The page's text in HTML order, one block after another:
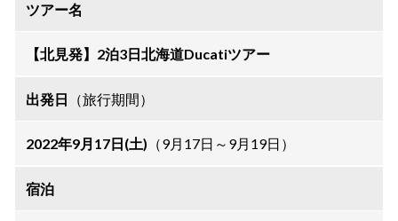
ツアー名
【北見発】2泊3日北海道Ducatiツアー
出発日 （旅行期間）
2022年9月17日(土) （9月17日～9月19日）
宿泊